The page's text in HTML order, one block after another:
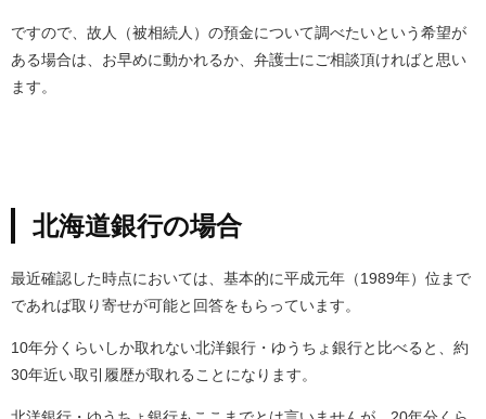
ですので、故人（被相続人）の預金について調べたいという希望が
ある場合は、お早めに動かれるか、弁護士にご相談頂ければと思い
ます。
北海道銀行の場合
最近確認した時点においては、基本的に平成元年（1989年）位まで
であれば取り寄せが可能と回答をもらっています。
10年分くらいしか取れない北洋銀行・ゆうちょ銀行と比べると、約
30年近い取引履歴が取れることになります。